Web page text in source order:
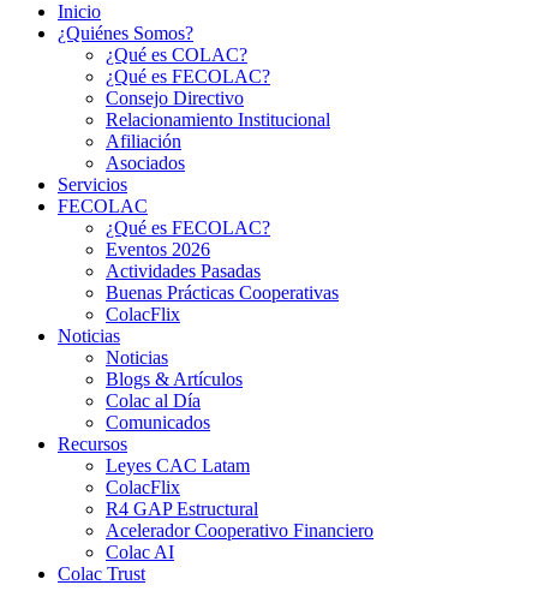
Inicio
¿Quiénes Somos?
¿Qué es COLAC?
¿Qué es FECOLAC?
Consejo Directivo
Relacionamiento Institucional
Afiliación
Asociados
Servicios
FECOLAC
¿Qué es FECOLAC?
Eventos 2026
Actividades Pasadas
Buenas Prácticas Cooperativas
ColacFlix
Noticias
Noticias
Blogs & Artículos
Colac al Día
Comunicados
Recursos
Leyes CAC Latam
ColacFlix
R4 GAP Estructural
Acelerador Cooperativo Financiero
Colac AI
Colac Trust